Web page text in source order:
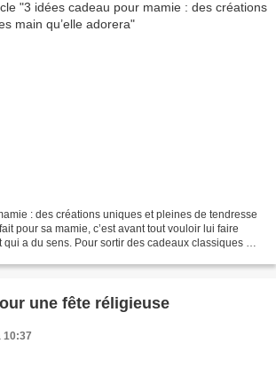
: des créations uniques et pleines de tendresse
pour sa mamie, c’est avant tout vouloir lui faire
a du sens. Pour sortir des cadeaux classiques et
une fête réligieuse
10:37